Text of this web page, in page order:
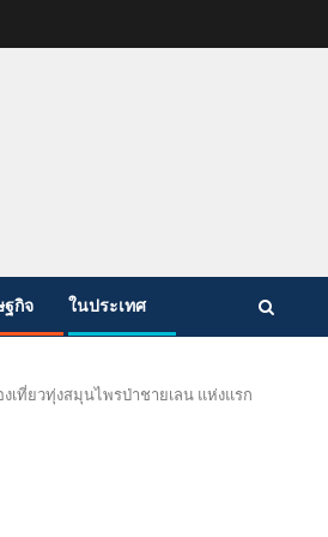
ฐกิจ ในประเทศ
เที่ยวทุ่งสมุนไพรป่าชายเลน แห่งแรก